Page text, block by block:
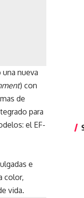
nueva
) con
de
para
el EF-
e
color,
vida.